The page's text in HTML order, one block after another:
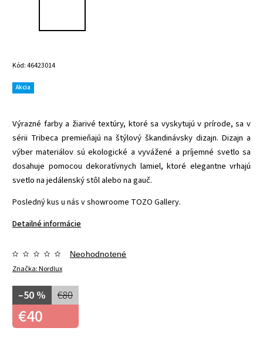
Kód:46423014
Akcia
Výrazné farby a žiarivé textúry, ktoré sa vyskytujú v prírode, sa v
sérii Tribeca premieňajú na štýlový škandinávsky dizajn. Dizajn a
výber materiálov sú ekologické a vyvážené a príjemné svetlo sa
dosahuje pomocou dekoratívnych lamiel, ktoré elegantne vrhajú
svetlo na jedálenský stôl alebo na gauč.
Posledný kus u nás v showroome TOZO Gallery.
Detailné informácie
Značka:Nordlux
Neohodnotené
€80
–50 %
€40